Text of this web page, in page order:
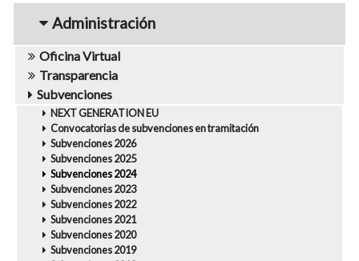
navigation1
Administración
Oficina Virtual
Transparencia
Subvenciones
NEXT GENERATION EU
Convocatorias de subvenciones en tramitación
Subvenciones 2026
Subvenciones 2025
Subvenciones 2024
Subvenciones 2023
Subvenciones 2022
Subvenciones 2021
Subvenciones 2020
Subvenciones 2019